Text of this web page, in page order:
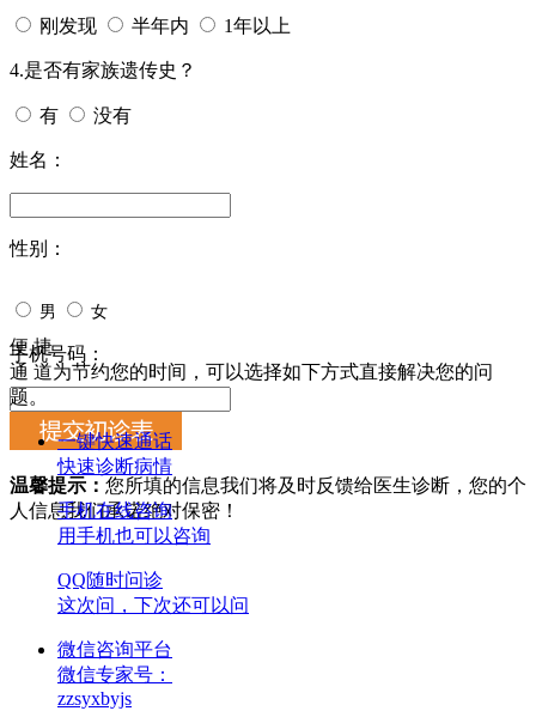
刚发现 半年内 1年以上
4.是否有家族遗传史？
有 没有
姓名：
性别：
男 女
手机号码：
温馨提示： 您所填的信息我们将及时反馈给医生诊断，您的个
人信息我们承诺绝对保密！
便 捷
通 道为节约您的时间，可以选择如下方式直接解决您的问
题。
一键快速通话
快速诊断病情
手机在线咨询
用手机也可以咨询
QQ随时问诊
这次问，下次还可以问
微信咨询平台
微信专家号：
zzsyxbyjs